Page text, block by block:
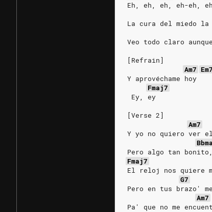
Eh, eh, eh, eh-eh, eh
La cura del miedo
Veo todo claro
[Refrain]
Am7 Em7
Y aprovéchame hoy
Fmaj7
Ey, ey
[Verse 2]
Am7
Y yo no quiero ver el
Pero algo tan
Fmaj7
El reloj nos quiere
G7
Pero en tus brazo'
Am7
Pa' que no me